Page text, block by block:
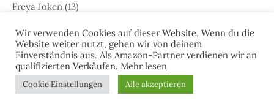
Freya Joken (13)
Friesenkrimi(1.001)
Geschichte Ostfrieslands (2)
Gewinnspiele(7)
Wir verwenden Cookies auf dieser Website. Wenn du die
Website weiter nutzt, gehen wir von deinem
Einverständnis aus. Als Amazon-Partner verdienen wir an
qualifizierten Verkäufen. Mehr lesen
Cookie Einstellungen Alle akzeptieren